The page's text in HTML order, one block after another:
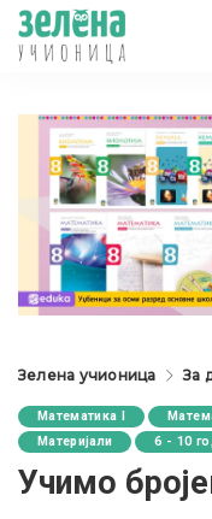
Зелена учионица За
Математика I
Материјали
6 - 10
Учимо